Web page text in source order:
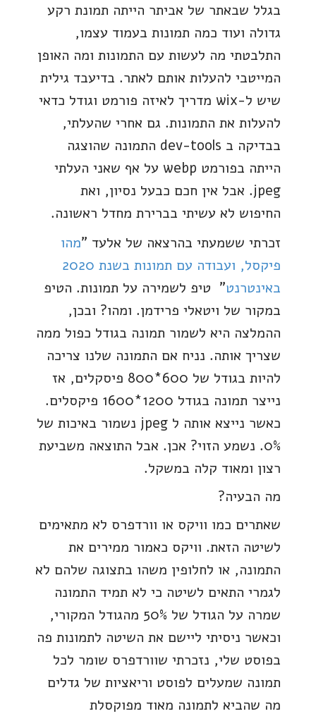
בגלל שבאתר של אביתר הייתה תמונת רקע
גדולה ועוד כמה תמונות בעמוד עצמו,
התלבטתי מה לעשות עם התמונות ומה האופן
המייטבי להעלות אותם לאתר. בדיעבד גילית
שיש ל-wix מדריך לאיזה פורמט וגודל כדאי
להעלות את התמונות. גם אחרי שהעלתי,
בבדיקה ב dev-tools התמונה שהוצגה
הייתה בפורמט webp על אף שאני העלתי
jpeg. אבל אין חכם כבעל נסיון, ואת
החיפוש לא עשיתי בברירת מחדל ראשונה.
זכרתי ששמעתי בהרצאה של אלעד "מהו
פיקסל, ועבודה עם תמונות בשנת 2020
באינטרנט" טיפ לשמירה על תמונות. הטיפ
במקור של ויטאלי פרידמן. ומהו? ובכן,
ההמלצה היא לשמור תמונה בגודל כפול ממה
שצריך אותה. נניח אם התמונה שלנו צריכה
להיות בגודל של 600*800 פיסקלים, אז
נייצר תמונה בגודל 1200*1600 פיקסלים.
כאשר נייצא אותה ל jpeg נשמור באיכות של
0%. נשמע הזוי? אכן. אבל התוצאה משביעת
רצון ומאוד קלה במשקל.
מה הבעיה?
שאתרים כמו וויקס או וורדפרס לא מתאימים
לשיטה הזאת. וויקס כאמור ממירים את
התמונה, או לחלופין משהו בתצוגה שלהם לא
לגמרי התאים לשיטה כי לא תמיד התמונה
שמרה על הגודל של 50% מהגודל המקורי,
וכאשר ניסיתי ליישם את השיטה לתמונות פה
בפוסט שלי, נזכרתי שוורדפרס שומר לכל
תמונה שמעלים לפוסט וריאציות של גדלים
מה שהביא לתמונה מאוד מפוקסלת